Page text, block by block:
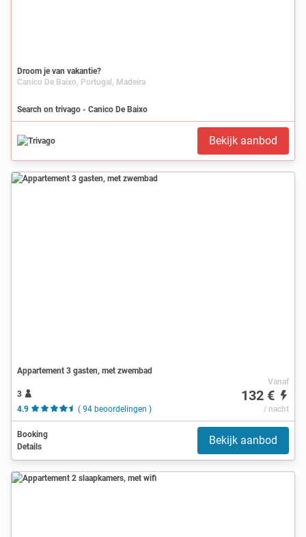
Droom je van vakantie?
Canico De Baixo, Portugal, Madeira
Search on trivago - Canico De Baixo
Bekijk aanbod
Appartement 3 gasten, met zwembad
3
4.9
( 94 beoordelingen )
Vanaf
132 €
/ nacht
Booking
Details
Bekijk aanbod